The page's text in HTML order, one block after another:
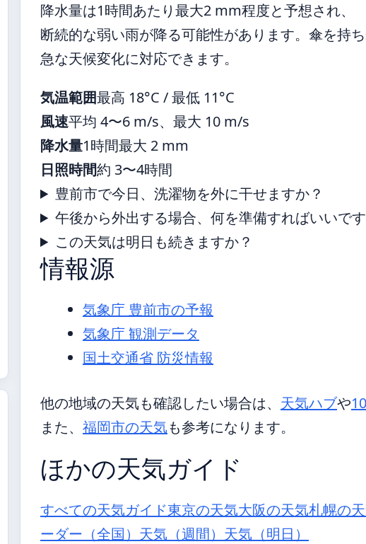
降水量は1時間あたり最大2 mm程度と予想され、
断続的な弱い雨が降る可能性があります。傘を持
急な天候変化に対応できます。
気温範囲最高 18°C / 最低 11°C
風速平均 4〜6 m/s、最大 10 m/s
降水量1時間最大 2 mm
日照時間約 3〜4時間
豊前市で今日、洗濯物を外に干せますか？
午後から外出する場合、何を準備すればいいで
この天気は明日も続きますか？
情報源
気象庁 豊前市の予報
気象庁 観測データ
国土交通省 防災情報
他の地域の天気も確認したい場合は、 天気ハブや
また、 福岡市の天気も参考になります。
ほかの天気ガイド
すべての天気ガイド東京の天気大阪の天気札幌の
ーダー（全国） 天気（週間） 天気（明日）